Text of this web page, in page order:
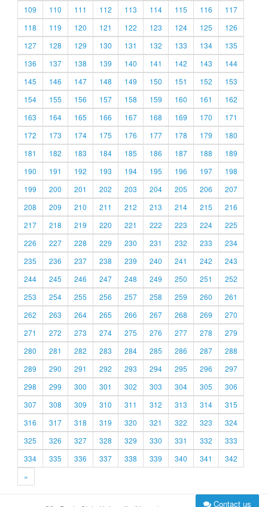
109
110 111 112 113 114 115 116
117
118
119 120 121 122 123 124 125
126
127
128 129 130 131 132 133 134
135
136
137 138 139 140 141 142 143
144
145
146 147 148 149 150 151 152
153
154
155 156 157 158 159 160 161
162
163
164 165 166 167 168 169 170
171
172
173 174 175 176 177 178 179
180
181
182 183 184 185 186 187 188
189
190
191 192 193 194 195 196 197
198
199
200 201 202 203 204 205 206
207
208
209 210 211 212 213 214 215
216
217
218 219 220 221 222 223 224
225
226
227 228 229 230 231 232 233
234
235
236 237 238 239 240 241 242
243
244
245 246 247 248 249 250 251
252
253
254 255 256 257 258 259 260
261
262
263 264 265 266 267 268 269
270
271
272 273 274 275 276 277 278
279
280
281 282 283 284 285 286 287
288
289
290 291 292 293 294 295 296
297
298
299 300 301 302 303 304 305
306
307
308 309 310 311 312 313 314
315
316
317 318 319 320 321 322 323
324
325
326 327 328 329 330 331 332
333
334
335 336 337 338 339 340 341
342
»
Contact us